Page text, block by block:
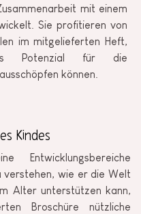
mit einem
Sie profitieren von
im mitgelieferten Heft,
Potenzial für die
können.
Kindes
verstehen, wie er die Welt
Alter unterstützen kann,
Broschüre nützliche